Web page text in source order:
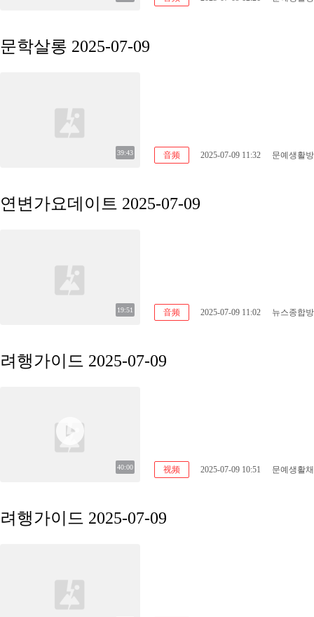
문학살롱 2025-07-09
39:43 音频 2025-07-09 11:32 문예생활
연변가요데이트 2025-07-09
19:51 音频 2025-07-09 11:02 뉴스종합
려행가이드 2025-07-09
40:00 视频 2025-07-09 10:51 문예생활
려행가이드 2025-07-09